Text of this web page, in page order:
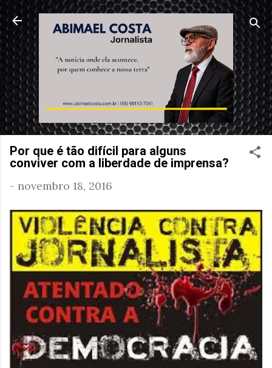
Pular para o conteúdo principal
Por que é tão difícil para alguns
conviver com a liberdade de imprensa?
- novembro 18, 2016